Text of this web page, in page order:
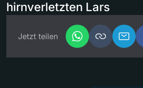
hirnverletzten Lars
Jetzt teilen